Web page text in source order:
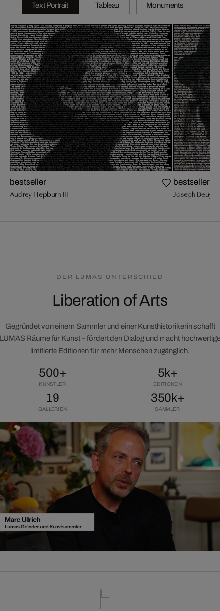
Text Portrait Tableau Monuments
bestseller
Audrey Hepburn III
bestseller
Joseph Beuys
DER LUMAS UNTERSCHIED
Liberation of Arts
Gegründet von einem Sammler und einer Kunsthistorikerin schafft
LUMAS Räume für Kunst – fördert den Dialog und macht hochwertige
limitierte Editionen für mehr Menschen zugänglich.
500+
KÜNSTLER
5k+
EDITIONEN
19
GALLERIEN
350k+
SAMMLER